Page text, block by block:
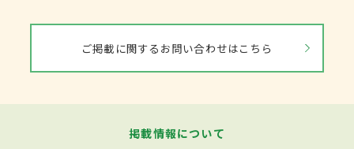
ご掲載に関するお問い合わせはこちら
掲載情報について